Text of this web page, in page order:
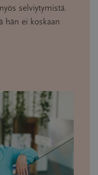
selviytymistä.
hän ei koskaan